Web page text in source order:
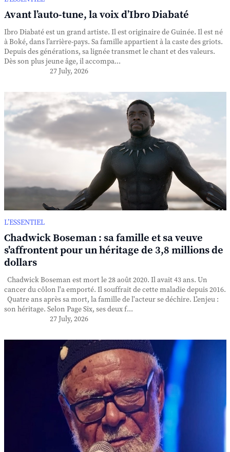
Avant l’auto-tune, la voix d’Ibro Diabaté
Ibro Diabaté est un grand artiste. Il est originaire de Guinée. Il est né
à Boké, dans l’arrière-pays. Sa famille appartient à la caste des griots.
Depuis des générations, sa lignée transmet le chant et des valeurs.
Dès son plus jeune âge, il accompa...
27 July, 2026
L’ESSENTIEL
Chadwick Boseman : sa famille et sa veuve
s'affrontent pour un héritage de 3,8 millions de
dollars
Chadwick Boseman est mort le 28 août 2020. Il avait 43 ans. Un
cancer du côlon l'a emporté. Il souffrait de cette maladie depuis 2016.
Quatre ans après sa mort, la famille de l'acteur se déchire. L'enjeu :
son héritage. Selon Page Six, ses deux f...
27 July, 2026